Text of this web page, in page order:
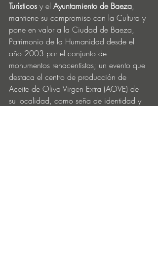
Turísticos y el Ayuntamiento de Baeza,
mantiene su compromiso con la Cultura y
pone en valor a la Ciudad de Baeza,
Patrimonio de la Humanidad desde el
año 2003 por el conjunto de
monumentos renacentistas; un evento que
destaca el centro de producción de
Aceite de Oliva Virgen Extra (AOVE) de
su localidad, como seña de identidad y